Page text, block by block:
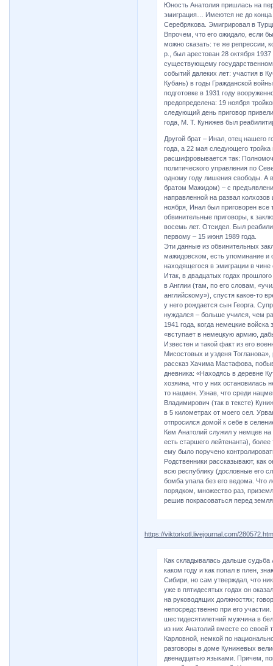
Юность Анатолия пришлась на
эмиграция… Имеются не до конца
Серебрякова. Эмигрировал в
Впрочем, что его ожидало, если
можно сказать: те же репрессии,
р., был арестован 28 октября
существующему
событий далеких лет: участия в
Кубань) в годы Гражданской
подготовке в 1931 году
предопределена: 19 ноября
следующий день приговор
года, М. Т. Кунижев был
Другой брат – Инал, отец нашего
года, а 22 мая следующего
расшифровывается так:
политического управления по
одному году лишения свободы. А
братом Мажидом) – с
направленной на развал
ноября, Инал был приговорен
обвинительные приговоры, к
восемь лет. Отсидел. Был
первому – 15 июня 1989 года.
Эти данные из обвинительных
мажидовском, есть упоминание и
находящегося в эмиграции в
Итак, в двадцатых годах
в Англии (там, по его словам,
английскому»), спустя какое-то
у него рождается сын Георга.
нуждался – больше учился, чем
1941 года, когда немецкие
«вступает в немецкую армию,
Известен и такой факт из его
Мисостовых и узденя
рассказ Хачима Мастафова,
дневника: «Находясь в деревне
хозяина, что у них остановилась
то нацмен. Узнав, что среди
Владимирович (так в тексте)
в 5 километрах от моего сел.
отпросился домой к себе в
Кем Анатолий служил у немцев на
есть старшего лейтенанта),
ему было поручено
Родственники рассказывают, как
всю республику (дословные его
бомба упала без его ведома. Что
порядком, множество раз,
решив покрасоваться перед
https://viktorkotl.livejournal.com/
Как складывалась дальше судьба
каком году и как попал в плен,
Сибири, но сам утверждал, что
уже в пятидесятых годах он
на руководящих должностях;
непосредственно при его
шестидесятилетний мужчина в
из них Анатолий вместе со своей
Карловной, немкой по
разговоры в доме Кунижевых
двенадцатью языками. Причем,